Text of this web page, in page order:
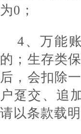
为0；
4、万能
的；生存类
后，会扣除
户趸交、追
请以条款载明